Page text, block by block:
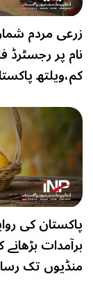
زرعی مردم
نام پر
کم،ویلتھ
پاکستان کی
برآمدات
منڈیوں تک